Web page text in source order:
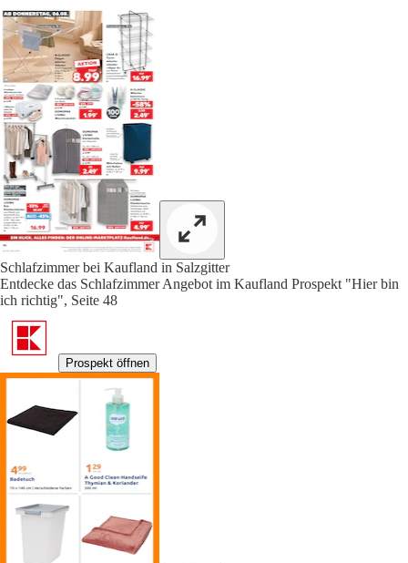
Schlafzimmer bei Kaufland in Salzgitter
Entdecke das Schlafzimmer Angebot im Kaufland Prospekt "Hier bin
ich richtig", Seite 48
Prospekt öffnen